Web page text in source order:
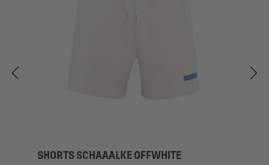
SHORTS SCHAAALKE OFFWHITE